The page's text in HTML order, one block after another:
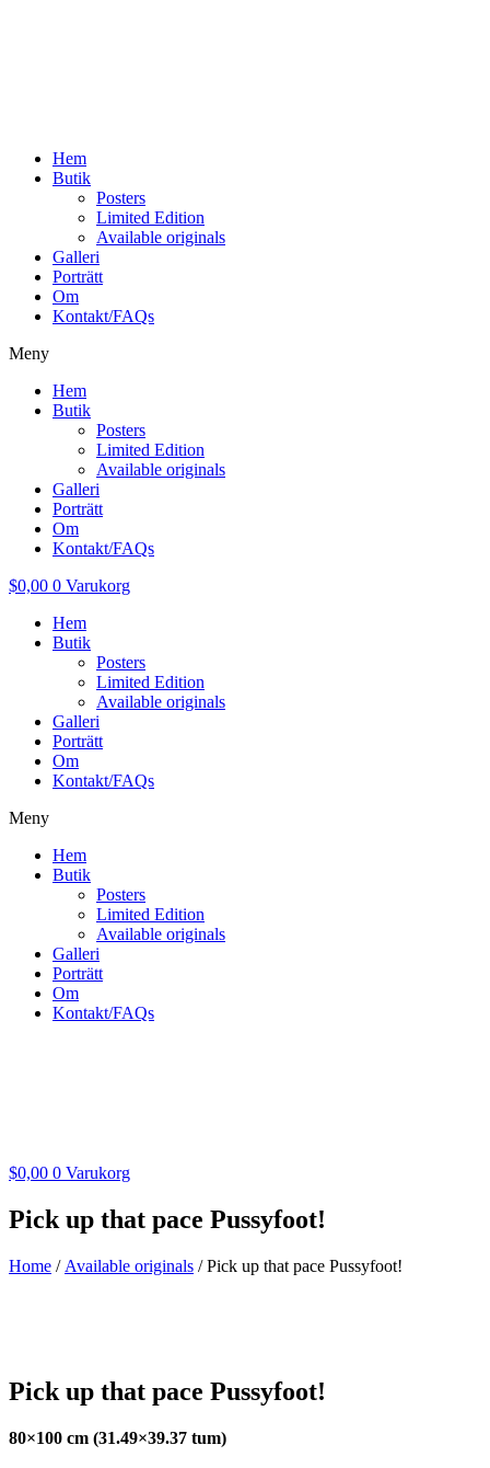
Hem
Butik
Posters
Limited Edition
Available originals
Galleri
Porträtt
Om
Kontakt/FAQs
Meny
Hem
Butik
Posters
Limited Edition
Available originals
Galleri
Porträtt
Om
Kontakt/FAQs
$0,00 0 Varukorg
Hem
Butik
Posters
Limited Edition
Available originals
Galleri
Porträtt
Om
Kontakt/FAQs
Meny
Hem
Butik
Posters
Limited Edition
Available originals
Galleri
Porträtt
Om
Kontakt/FAQs
$0,00 0 Varukorg
Pick up that pace Pussyfoot!
Home / Available originals / Pick up that pace Pussyfoot!
Pick up that pace Pussyfoot!
80×100 cm (31.49×39.37 tum)